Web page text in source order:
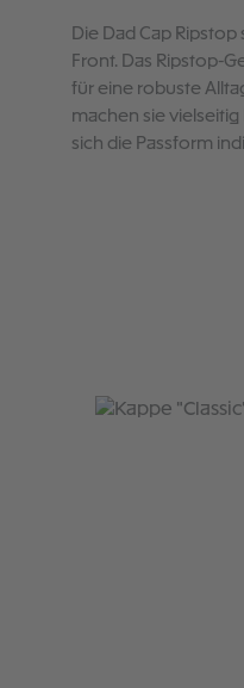
Die Dad Cap
Front. Das Ripstop-
für eine robuste
machen sie vielseitig
sich die Passform
Produktgalerie